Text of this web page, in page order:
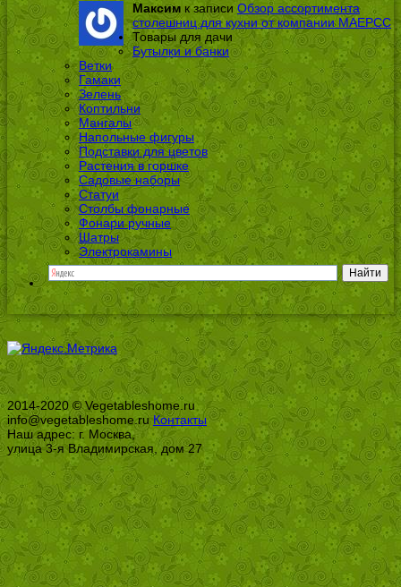
Максим к записи Обзор ассортимента
столешниц для кухни от компании МАЕРСС
Товары для дачи
Бутылки и банки
Ветки
Гамаки
Зелень
Коптильни
Мангалы
Напольные фигуры
Подставки для цветов
Растения в горшке
Садовые наборы
Статуи
Столбы фонарные
Фонари ручные
Шатры
Электрокамины
2014-2020 © Vegetableshome.ru
info@vegetableshome.ruКонтакты
Наш адрес: г. Москва,
улица 3-я Владимирская, дом 27